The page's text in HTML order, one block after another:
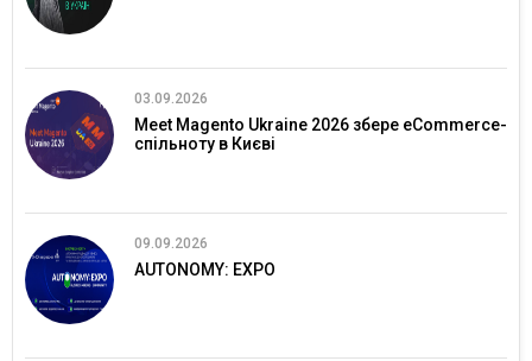
03.09.2026
Meet Magento Ukraine 2026 збере eCommerce-
спільноту в Києві
09.09.2026
AUTONOMY: EXPO